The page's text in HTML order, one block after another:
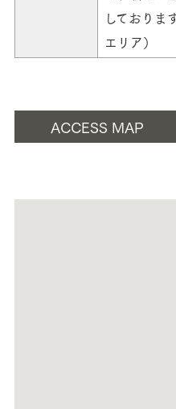
しておりま
エリア）
ACCESS MAP